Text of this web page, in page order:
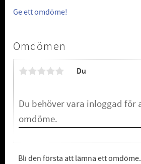
Ge ett omdöme!
Omdömen
Du
Bli den första att lämna ett omdöme.